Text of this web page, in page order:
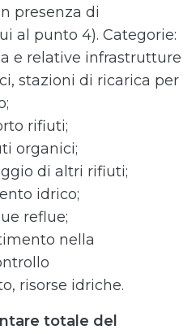
presenza di
al punto 4). Categorie:
e relative infrastrutture
stazioni di ricarica per
rifiuti;
organici;
di altri rifiuti;
idrico;
reflue;
nella
risorse idriche.
totale del